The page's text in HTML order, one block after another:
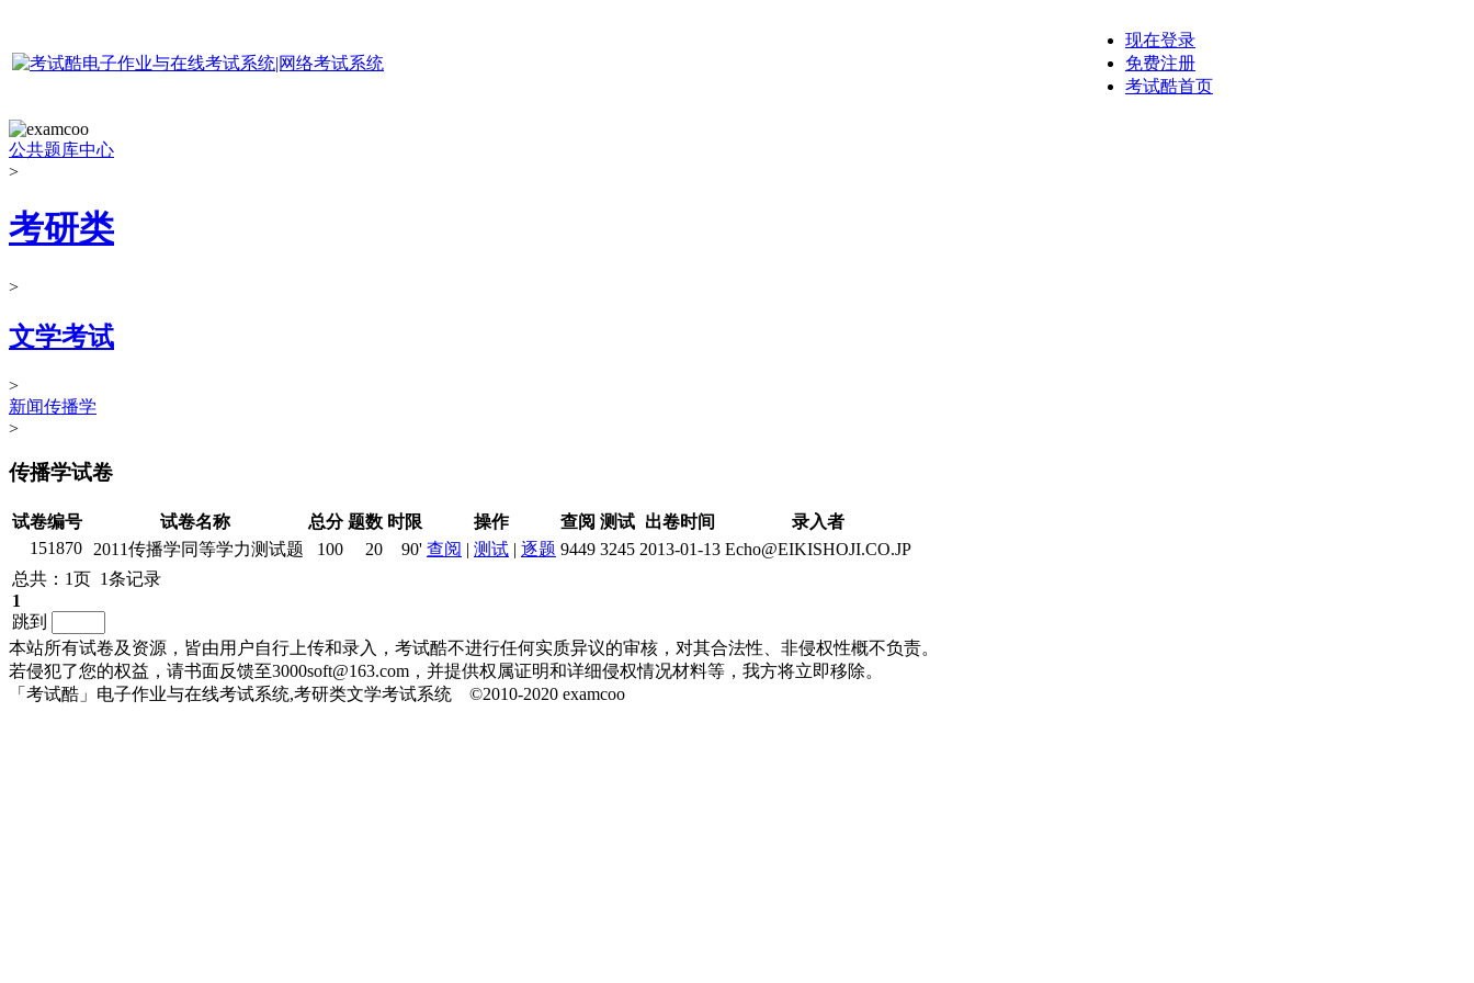
现在登录
免费注册
考试酷首页
公共题库中心
>
考研类
>
文学考试
>
新闻传播学
>
传播学试卷
试卷编号 试卷名称 总分 题数 时限 操作 查阅 测试 出卷时间
录入者
151870
2011传播学同等学力测试题 100 20 90' 查阅 | 测试 | 逐题 9449 3245 2013-01-13 Echo@EIKISHOJI.CO.JP
总共：1页 1条记录
1
跳到
本站所有试卷及资源，皆由用户自行上传和录入，考试酷不进行任何实质异议的审核，对其合法性、非侵权性概不负责。
若侵犯了您的权益，请书面反馈至3000soft@163.com，并提供权属证明和详细侵权情况材料等，我方将立即移除。
「考试酷」电子作业与在线考试系统,考研类文学考试系统 ©2010-2020 examcoo